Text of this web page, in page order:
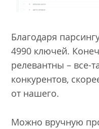
Благодаря
4990 ключей.
релевантны – все-
конкурентов,
от нашего.
Можно вручную